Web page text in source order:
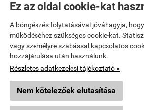
Ez az oldal cookie-kat
A böngészés folytatásával jóváhagyja,
működéséhez szükséges cookie-kat.
vagy személyre szabással kapcsolatos
hozzájárulása után használunk.
Részletes adatkezelési tájékoztató »
Nem kötelezőek elutasítása
Vibi Kft.
TELEFON: 06 96 444 600